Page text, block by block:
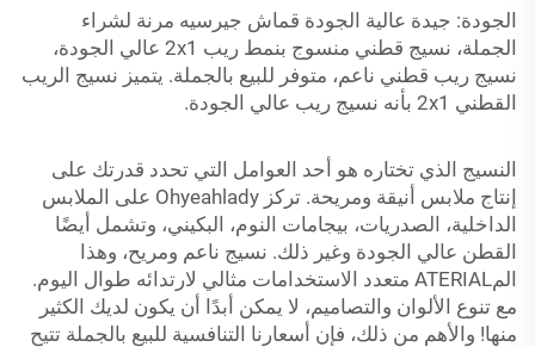
الجودة: جيدة عالية الجودة قماش جيرسيه مرنة لشراء
الجملة، نسيج قطني منسوج بنمط ريب 2x1 عالي الجودة،
نسيج ريب قطني ناعم، متوفر للبيع بالجملة. يتميز نسيج الريب
القطني 2x1 بأنه نسيج ريب عالي الجودة.
النسيج الذي تختاره هو أحد العوامل التي تحدد قدرتك على
إنتاج ملابس أنيقة ومريحة. تركز Ohyeahlady على الملابس
الداخلية، الصدريات، بيجامات النوم، البكيني، وتشمل أيضًا
القطن عالي الجودة وغير ذلك. نسيج ناعم ومريح، وهذا
المATERIAL متعدد الاستخدامات مثالي لارتدائه طوال اليوم.
مع تنوع الألوان والتصاميم، لا يمكن أبدًا أن يكون لديك الكثير
منها! والأهم من ذلك، فإن أسعارنا التنافسية للبيع بالجملة تتيح